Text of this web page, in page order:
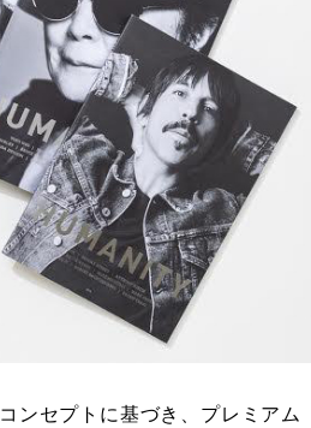
ンセプトに基づき、プレミアム